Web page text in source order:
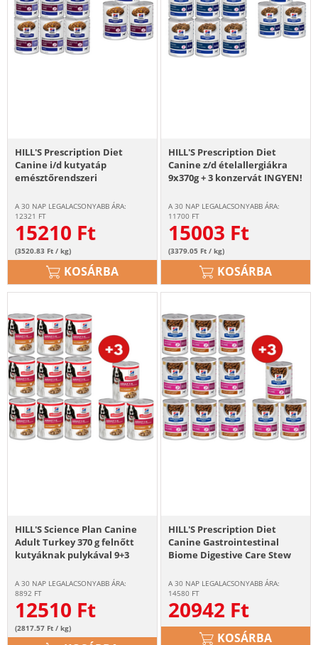
HILL'S Prescription Diet
Canine i/d kutyatáp
emésztőrendszeri
számára 9x360g + 3 konzerv
AJÁNDÉK!
A 30 NAP LEGALACSONYABB ÁRA:
12321 FT
15210 Ft
(3520.83 Ft / kg)
KOSÁRBA
HILL'S Prescription Diet
Canine z/d ételallergiákra
9x370g + 3 konzervát INGYEN!
A 30 NAP LEGALACSONYABB ÁRA:
11700 FT
15003 Ft
(3379.05 Ft / kg)
KOSÁRBA
HILL'S Science Plan Canine
Adult Turkey 370 g felnőtt
kutyáknak pulykával 9+3
A 30 NAP LEGALACSONYABB ÁRA:
8892 FT
12510 Ft
(2817.57 Ft / kg)
HILL'S Prescription Diet
Canine Gastrointestinal
Biome Digestive Care Stew
9x354 g + 3 konzervát ingyen!
A 30 NAP LEGALACSONYABB ÁRA:
14580 FT
20942 Ft
KOSÁRBA